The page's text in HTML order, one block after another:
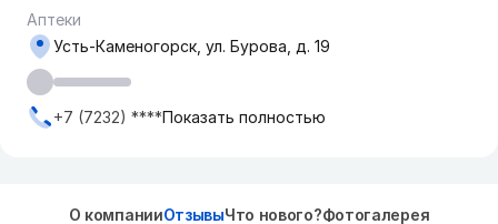
Аптеки
Усть-Каменогорск, ул. Бурова, д. 19
+7 (7232) ****Показать полностью
О компанииОтзывыЧто нового?Фотогалерея